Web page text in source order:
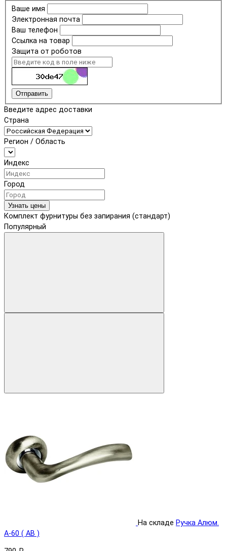
Ваше имя
Электронная почта
Ваш телефон
Ссылка на товар
Защита от роботов
Отправить
Введите адрес доставки
Страна
Регион / Область
Индекс
Город
Узнать цены
Комплект фурнитуры без запирания (стандарт)
Популярный
На складе Ручка Aлюм.
A-60 ( AB )